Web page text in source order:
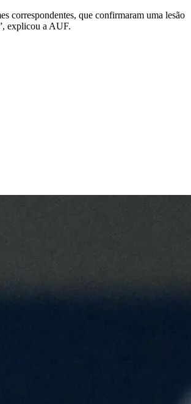
correspondentes, que confirmaram uma lesão
explicou a AUF.